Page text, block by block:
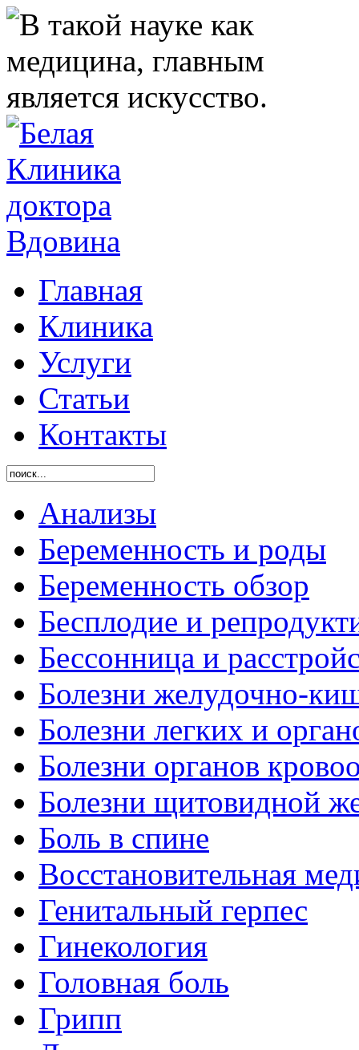
Главная
Клиника
Услуги
Статьи
Контакты
Анализы
Беременность и роды
Беременность обзор
Бесплодие и
Бессонница и
Болезни желудочно-
Болезни легких и
Болезни органов
Болезни щитовидной
Боль в спине
Восстановительная
Генитальный герпес
Гинекология
Головная боль
Грипп